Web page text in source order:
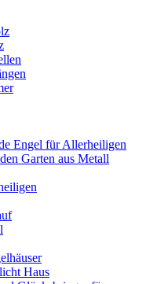
Engel für Allerheiligen
Garten aus Metall
Haus